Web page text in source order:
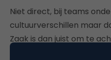
Niet direct, bij teams
cultuurverschillen maar
Zaak is dan juist om te